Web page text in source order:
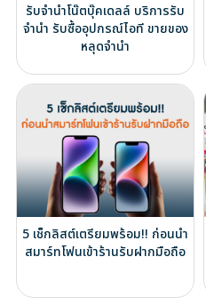
รับจำนำโน๊ตบุ๊คเดลล์ บริการรับ
จำนำ รับซื้ออุปกรณ์ไอที ขายของ
หลุดจำนำ
5 เช็กลิสต์เตรียมพร้อม!! ก่อนนำ
สมาร์ทโฟนเข้าร้านรับฝากมือถือ